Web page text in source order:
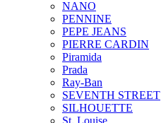
NANO
PENNINE
PEPE JEANS
PIERRE CARDIN
Piramida
Prada
Ray-Ban
SEVENTH STREET
SILHOUETTE
St. Louise